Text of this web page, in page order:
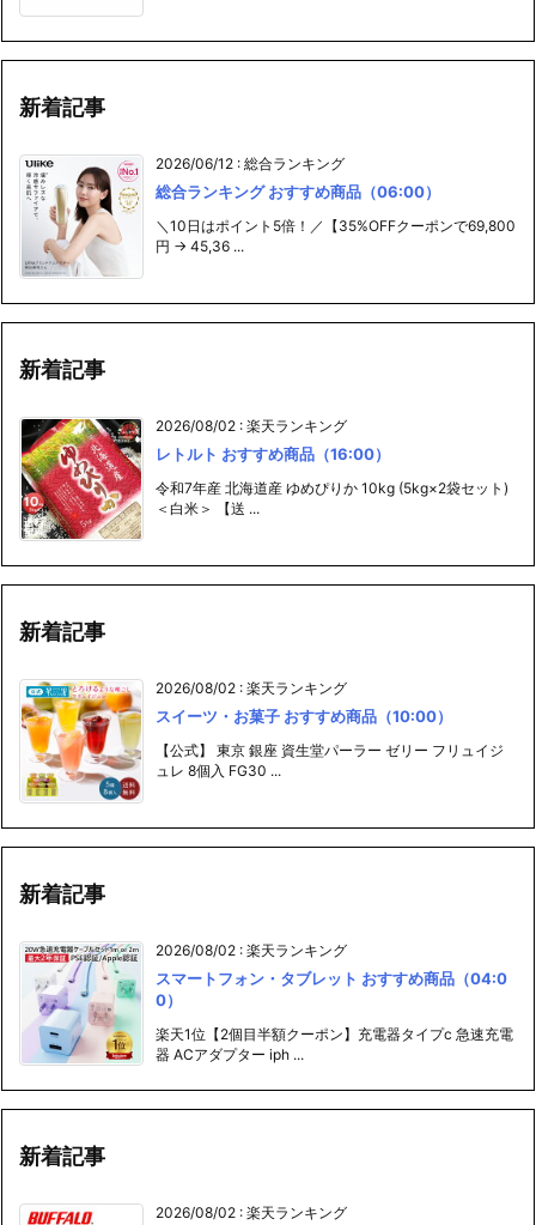
新着記事
2026/06/12 : 総合ランキング
総合ランキング おすすめ商品（06:00）
＼10日はポイント5倍！／【35%OFFクーポンで69,800
円 → 45,36 ...
新着記事
2026/08/02 : 楽天ランキング
レトルト おすすめ商品（16:00）
令和7年産 北海道産 ゆめぴりか 10kg (5kg×2袋セット)
＜白米＞ 【送 ...
新着記事
2026/08/02 : 楽天ランキング
スイーツ・お菓子 おすすめ商品（10:00）
【公式】 東京 銀座 資生堂パーラー ゼリー フリュイジ
ュレ 8個入 FG30 ...
新着記事
2026/08/02 : 楽天ランキング
スマートフォン・タブレット おすすめ商品（04:0
0）
楽天1位【2個目半額クーポン】充電器タイプc 急速充電
器 ACアダプター iph ...
新着記事
2026/08/02 : 楽天ランキング